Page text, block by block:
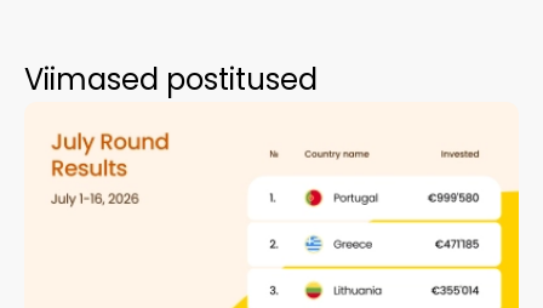
Viimased postitused